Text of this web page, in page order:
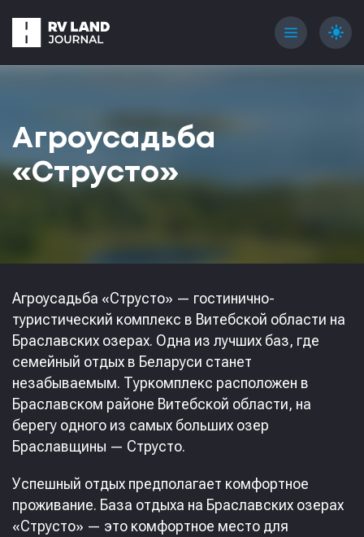
menu light_mode
Агроусадьба
«Струсто»
Агроусадьба «Струсто» — гостинично-
туристический комплекс в Витебской области на
Браславских озерах. Одна из лучших баз, где
семейный отдых в Беларуси станет
незабываемым. Туркомплекс расположен в
Браславском районе Витебской области, на
берегу одного из самых больших озер
Браславщины — Струсто.
Успешный отдых предполагает комфортное
проживание. База отдыха на Браславских озерах
«Струсто» — это комфортное место для